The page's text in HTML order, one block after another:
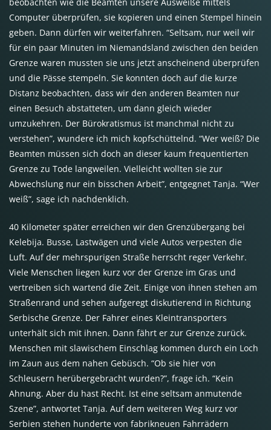
Computer überprüfen, sie kopieren und einen Stempel hinein
geben. Dann dürfen wir weiterfahren. “Seltsam, nur weil wir
für ein paar Minuten im Niemandsland zwischen den beiden
Grenze waren mussten sie uns jetzt anscheinend überprüfen
und die Pässe stempeln. Sie konnten doch auf die kurze
Distanz beobachten, dass wir den anderen Beamten nur
einen Besuch abstatteten, um dann gleich wieder
umzukehren. Der Bürokratismus ist manchmal nicht zu
verstehen”, wundere ich mich kopfschüttelnd. “Wer weiß? Die
Beamten müssen sich doch an dieser kaum frequentierten
Grenze zu Tode langweilen. Vielleicht wollten sie zur
Abwechslung nur ein bisschen Arbeit”, entgegnet Tanja. “Wer
weiß”, sage ich nachdenklich.
40 Kilometer später erreichen wir den Grenzübergang bei
Kelebija. Busse, Lastwägen und viele Autos verpesten die
Luft. Auf der mehrspurigen Straße herrscht reger Verkehr.
Viele Menschen liegen kurz vor der Grenze im Gras und
vertreiben sich wartend die Zeit. Einige von ihnen stehen am
Straßenrand und sehen aufgeregt diskutierend in Richtung
Serbische Grenze. Der Fahrer eines Kleintransporters
unterhält sich mit ihnen. Dann fährt er zur Grenze zurück.
Menschen mit slawischem Einschlag kommen durch ein Loch
im Zaun aus dem nahen Gebüsch. “Ob sie hier von
Schleusern herübergebracht wurden?”, frage ich. “Kein
Ahnung. Aber du hast Recht. Ist eine seltsam anmutende
Szene”, antwortet Tanja. Auf dem weiteren Weg kurz vor
Serbien stehen hunderte von fabrikneuen Fahrrädern